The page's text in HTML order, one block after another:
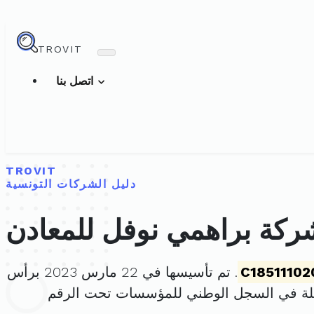
TROVIT
TROVIT
دليل الشركات التونسية
براهمي نوفل للمعادن
. تم تأسيسها في 22 مارس 2023 برأس
في السجل الوطني للمؤسسات تحت الرقم